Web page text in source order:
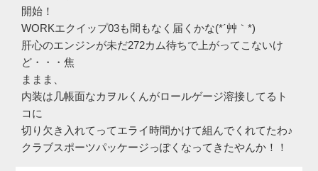
開始！
WORKエクイップ03も間もなく届くかな(*´艸｀*)
肝心のエンジンが未だ272カム待ちで上がってこないけ
ど・・・焦
ままま、
内装は几帳面なカヲルくんがロールゲージ溶接してるト
コに
切り欠き入れてってエライ時間かけて組んでくれてたわ♪
クラブスポーツパッケージっぽくなってきたやんか！！